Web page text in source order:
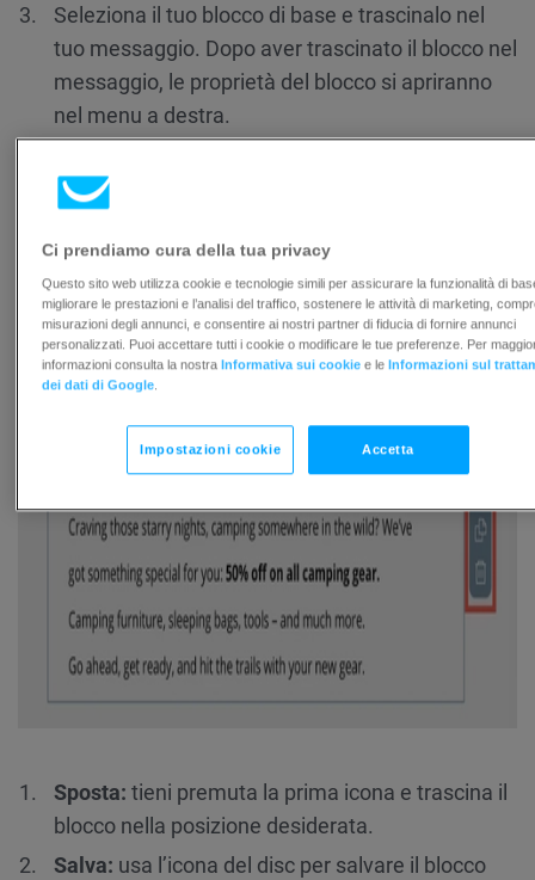
Seleziona il tuo blocco di base e trascinalo nel
tuo messaggio. Dopo aver trascinato il blocco nel
messaggio, le proprietà del blocco si apriranno
nel menu a destra.
Come spostare, salvare, duplicare o
eliminare un blocco?
Se desideri spostare, salvare, duplicare o eliminare un
blocco, fai clic su o passa il mouse sopra di esso e quindi
utilizza il menu a lato.
Sposta: tieni premuta la prima icona e trascina il
blocco nella posizione desiderata.
Salva: usa l’icona del disc per salvare il blocco
Ci prendiamo cura della tua privacy
Questo sito web utilizza cookie e tecnologie simili per assicurare la funzionalità di
migliorare le prestazioni e l’analisi del traffico, sostenere le attività di marketing,
misurazioni degli annunci, e consentire ai nostri partner di fiducia di fornire annunci
personalizzati. Puoi accettare tutti i cookie o modificare le tue preferenze. Per
informazioni consulta la nostra Informativa sui cookiee le Informazioni sul
dei dati di Google.
Impostazioni cookie Accetta